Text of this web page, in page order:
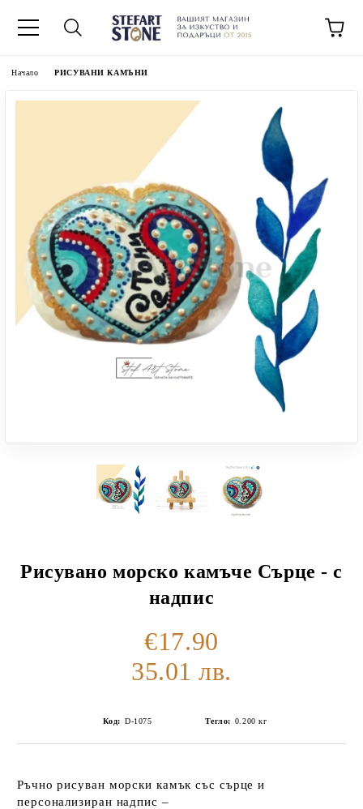
Начало РИСУВАНИ КАМЪНИ
Рисувано морско камъче Сърце - с
надпис
€17.90
35.01 лв.
Код: D-1075 Тегло: 0.200 кг
Ръчно рисуван морски камък със сърце и
персонализиран надпис –